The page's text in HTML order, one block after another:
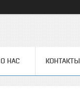
О НАС КОНТАКТЫ